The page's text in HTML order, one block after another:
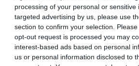
processing of your personal or sensitive
targeted advertising by us, please use
section to confirm your selection.
opt-out request is processed you may
interest-based ads based on personal
us or personal information disclosed to
Περισσότερα από 14 kiosks
παρουσιάζουν επιλογές από
διεθνή street food σκηνή, με
όπως tacos, burgers, fried